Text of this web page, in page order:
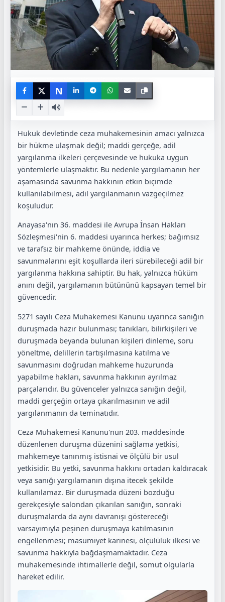
N
Hukuk devletinde ceza muhakemesinin amacı yalnızca
bir hükme ulaşmak değil; maddi gerçeğe, adil
yargılanma ilkeleri çerçevesinde ve hukuka uygun
yöntemlerle ulaşmaktır. Bu nedenle yargılamanın her
aşamasında savunma hakkının etkin biçimde
kullanılabilmesi, adil yargılanmanın vazgeçilmez
koşuludur.
Anayasa'nın 36. maddesi ile Avrupa İnsan Hakları
Sözleşmesi'nin 6. maddesi uyarınca herkes; bağımsız
ve tarafsız bir mahkeme önünde, iddia ve
savunmalarını eşit koşullarda ileri sürebileceği adil bir
yargılanma hakkına sahiptir. Bu hak, yalnızca hüküm
anını değil, yargılamanın bütününü kapsayan temel bir
güvencedir.
5271 sayılı Ceza Muhakemesi Kanunu uyarınca sanığın
duruşmada hazır bulunması; tanıkları, bilirkişileri ve
duruşmada beyanda bulunan kişileri dinleme, soru
yöneltme, delillerin tartışılmasına katılma ve
savunmasını doğrudan mahkeme huzurunda
yapabilme hakları, savunma hakkının ayrılmaz
parçalarıdır. Bu güvenceler yalnızca sanığın değil,
maddi gerçeğin ortaya çıkarılmasının ve adil
yargılanmanın da teminatıdır.
Ceza Muhakemesi Kanunu'nun 203. maddesinde
düzenlenen duruşma düzenini sağlama yetkisi,
mahkemeye tanınmış istisnai ve ölçülü bir usul
yetkisidir. Bu yetki, savunma hakkını ortadan kaldıracak
veya sanığı yargılamanın dışına itecek şekilde
kullanılamaz. Bir duruşmada düzeni bozduğu
gerekçesiyle salondan çıkarılan sanığın, sonraki
duruşmalarda da aynı davranışı göstereceği
varsayımıyla peşinen duruşmaya katılmasının
engellenmesi; masumiyet karinesi, ölçülülük ilkesi ve
savunma hakkıyla bağdaşmamaktadır. Ceza
muhakemesinde ihtimallerle değil, somut olgularla
hareket edilir.